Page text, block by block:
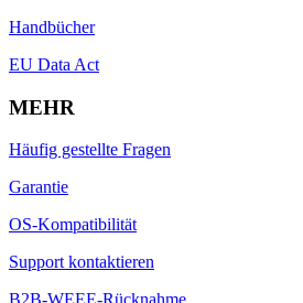
Handbücher
EU Data Act
MEHR
Häufig gestellte Fragen
Garantie
OS-Kompatibilität
Support kontaktieren